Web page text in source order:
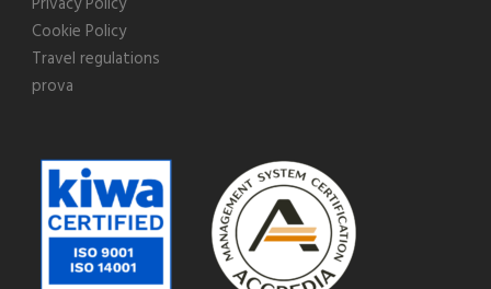
Cookie Policy
Travel regulations
prova